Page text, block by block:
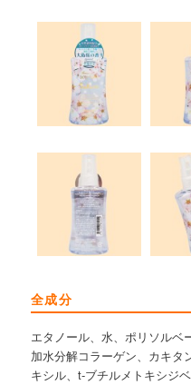
全成分
エタノール、水、ポリソルベ
加水分解コラーゲン、カキタ
キシル、t-ブチルメトキシジ